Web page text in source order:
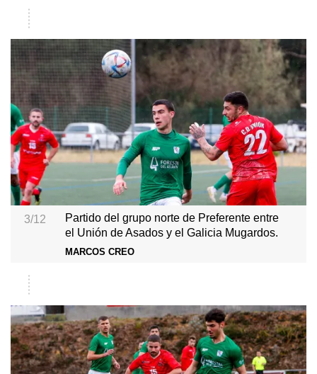
3/12
Partido del grupo norte de Preferente entre
el Unión de Asados y el Galicia Mugardos.
MARCOS CREO